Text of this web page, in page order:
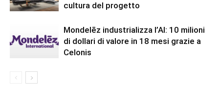
cultura del progetto
Mondelēz industrializza l’AI: 10 milioni
di dollari di valore in 18 mesi grazie a
Celonis